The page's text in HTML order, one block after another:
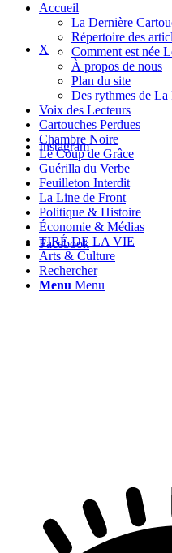
X
Instagram
Facebook
Accueil
La Dernière
Répertoire des
Comment est née
À propos de nous
Plan du site
Des rythmes de
Voix des Lecteurs
Cartouches Perdues
Chambre Noire
Le Coup de Grâce
Guérilla du Verbe
Feuilleton Interdit
La Line de Front
Politique & Histoire
Économie & Médias
TIRÉ DE LA VIE
Arts & Culture
Rechercher
Menu Menu